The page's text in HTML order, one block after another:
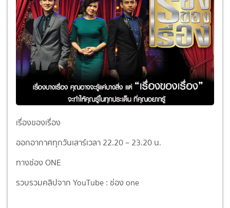
เรื่องของเรื่อง
ออกอากาศทุกวันเสาร์เวลา 22.20 – 23.20 น.
ทางช่อง ONE
รวบรวมคลิปจาก YouTube : ช่อง one